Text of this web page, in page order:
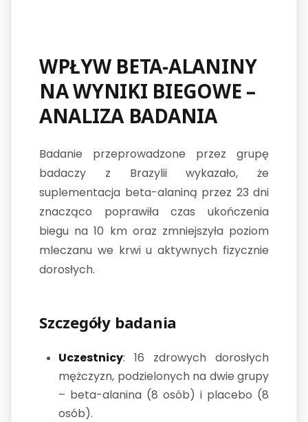
WPŁYW BETA-ALANINY
NA WYNIKI BIEGOWE –
ANALIZA BADANIA
Badanie przeprowadzone przez grupę
badaczy z Brazylii wykazało, że
suplementacja beta-alaniną przez 23 dni
znacząco poprawiła czas ukończenia
biegu na 10 km oraz zmniejszyła poziom
mleczanu we krwi u aktywnych fizycznie
dorosłych.
Szczegóły badania
Uczestnicy: 16 zdrowych dorosłych
mężczyzn, podzielonych na dwie grupy
– beta-alanina (8 osób) i placebo (8
osób).